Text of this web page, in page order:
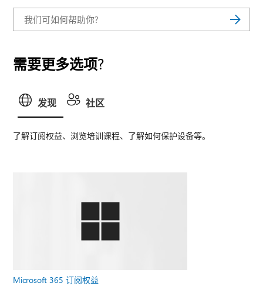
需要更多选项?
发现 社区
了解订阅权益、浏览培训课程、了解如何保护设备等。
Microsoft 365 订阅权益